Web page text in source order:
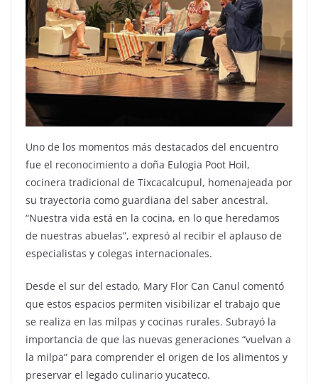
Uno de los momentos más destacados del encuentro
fue el reconocimiento a doña Eulogia Poot Hoil,
cocinera tradicional de Tixcacalcupul, homenajeada por
su trayectoria como guardiana del saber ancestral.
“Nuestra vida está en la cocina, en lo que heredamos
de nuestras abuelas”, expresó al recibir el aplauso de
especialistas y colegas internacionales.
Desde el sur del estado, Mary Flor Can Canul comentó
que estos espacios permiten visibilizar el trabajo que
se realiza en las milpas y cocinas rurales. Subrayó la
importancia de que las nuevas generaciones “vuelvan a
la milpa” para comprender el origen de los alimentos y
preservar el legado culinario yucateco.